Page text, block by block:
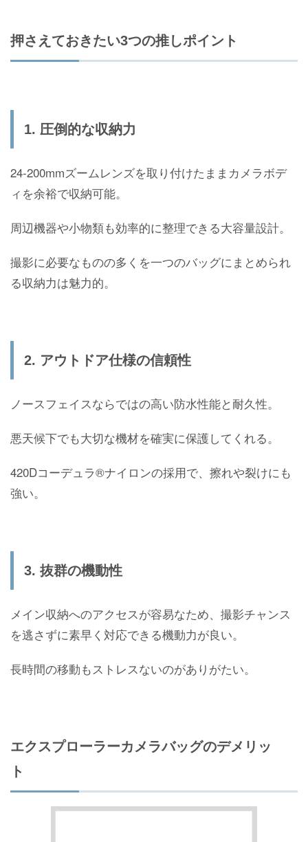
押さえておきたい3つの推しポイント
1. 圧倒的な収納力
24-200mmズームレンズを取り付けたままカメラボデ
ィを余裕で収納可能。
周辺機器や小物類も効率的に整理できる大容量設計。
撮影に必要なものの多くを一つのバッグにまとめられ
る収納力は魅力的。
2. アウトドア仕様の信頼性
ノースフェイスならではの高い防水性能と耐久性。
悪天候下でも大切な機材を確実に保護してくれる。
420Dコーデュラ®ナイロンの採用で、擦れや裂けにも
強い。
3. 抜群の機動性
メイン収納へのアクセスが容易なため、撮影チャンス
を逃さずに素早く対応できる機動力が良い。
長時間の移動もストレスないのがありがたい。
エクスプローラーカメラバッグのデメリッ
ト